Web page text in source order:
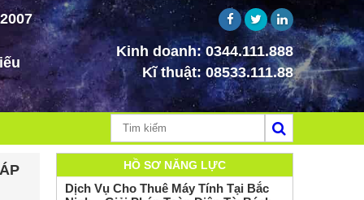
Kinh doanh:0344.111.888
Kĩ thuật:08533.111.88
HỒ SƠ NĂNG LỰC
Dịch Vụ Cho Thuê Máy Tính Tại Bắc